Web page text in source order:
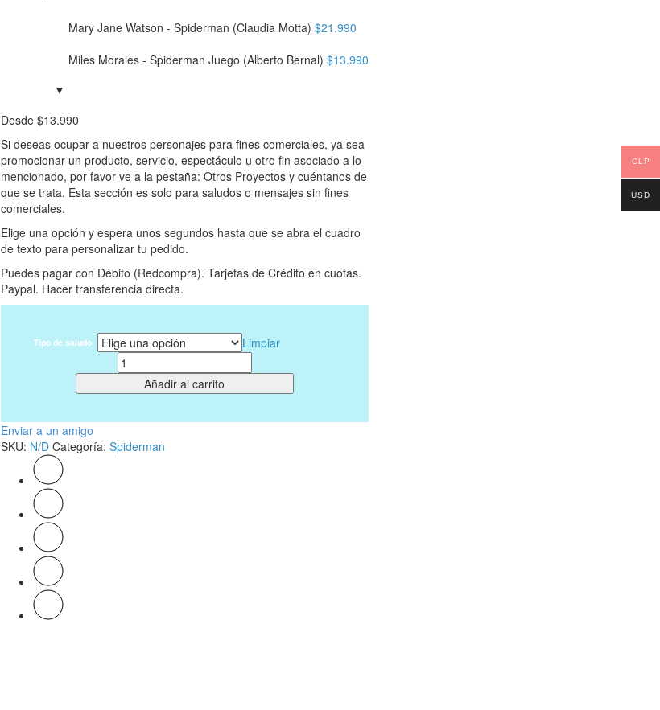
Mary Jane Watson - Spiderman (Claudia Motta) $21.990
Miles Morales - Spiderman Juego (Alberto Bernal) $13.990
Desde $13.990
Si deseas ocupar a nuestros personajes para fines comerciales, ya sea
promocionar un producto, servicio, espectáculo u otro fin asociado a lo
mencionado, por favor ve a la pestaña: Otros Proyectos y cuéntanos de
que se trata. Esta sección es solo para saludos o mensajes sin fines
comerciales.
Elige una opción y espera unos segundos hasta que se abra el cuadro
de texto para personalizar tu pedido.
Puedes pagar con Débito (Redcompra). Tarjetas de Crédito en cuotas.
Paypal. Hacer transferencia directa.
Tipo de saludo
Limpiar
Cantidad
Añadir al carrito
Enviar a un amigo
SKU: N/D Categoría: Spiderman
CLP
USD